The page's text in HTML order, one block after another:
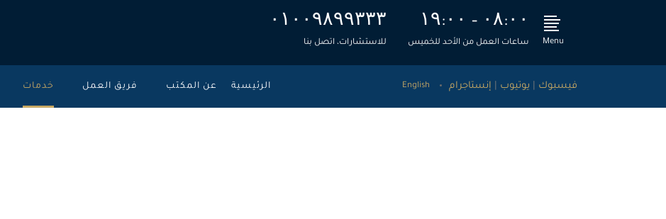
۰۱۰۰۹۸۹۹۳۳۳
للاستشارات، اتصل بنا
۱۹:۰۰ – ۰۸:۰۰
ساعات العمل من الأحد للخميس Menu
الرئيسية عن المكتب فريق العمل خدمات English فيسبوك يوتيوب إنستاجرام